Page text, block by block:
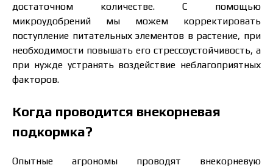
достаточном количестве. С помощью
микроудобрений мы можем корректировать
поступление питательных элементов в растение, при
необходимости повышать его стрессоустойчивость, а
при нужде устранять воздействие неблагоприятных
факторов.
Когда проводится внекорневая
подкормка?
Опытные агрономы проводят внекорневую